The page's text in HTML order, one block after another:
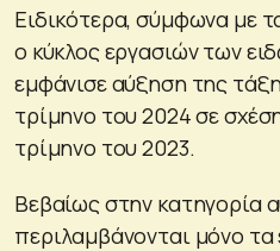
Ειδικότερα, σύμφωνα με
ο κύκλος εργασιών των
εμφάνισε αύξηση της
τρίμηνο του 2024 σε
τρίμηνο του 2023.
Βεβαίως στην κατηγορία
περιλαμβάνονται μόνο